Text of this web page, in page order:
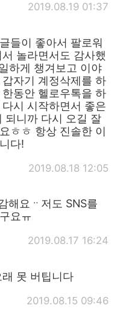
2019.08.19 01:37
들이 좋아서 팔로워
놀라면서도 감사했
하게 챙겨보고 이야
자기 계정삭제를 하
동안 헬로우톡을 하
시 시작하면서 좋은
되니까 다시 오길 잘
ㅎㅎ 항상 진솔한 이
다!
2019.08.18 12:05
해요ᆢ저도 SNS를
요ㅠ
2019.08.17 16:24
못 버팁니다
2019.08.15 09:46